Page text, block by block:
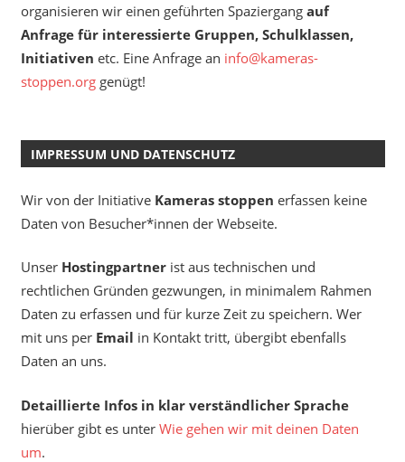
organisieren wir einen geführten Spaziergang auf
Anfrage für interessierte Gruppen, Schulklassen,
Initiativen etc. Eine Anfrage an info@kameras-
stoppen.orggenügt!
IMPRESSUM UND DATENSCHUTZ
Wir von der Initiative Kameras stoppen erfassen keine
Daten von Besucher*innen der Webseite.
Unser Hostingpartnerist aus technischen und
rechtlichen Gründen gezwungen, in minimalem Rahmen
Daten zu erfassen und für kurze Zeit zu speichern. Wer
mit uns per Email in Kontakt tritt, übergibt ebenfalls
Daten an uns.
Detaillierte Infos in klar verständlicher Sprache
hierüber gibt es unter Wie gehen wir mit deinen Daten
um.